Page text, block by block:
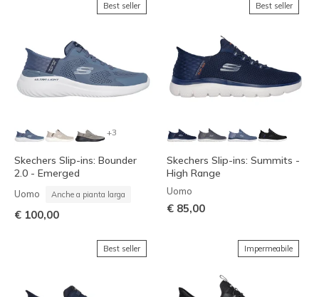
Best seller
+3
Skechers Slip-ins: Bounder
2.0 - Emerged
Uomo Anche a pianta larga
€ 100,00
Best seller
Skechers Slip-ins: Summits -
High Range
Uomo
€ 85,00
Best seller Impermeabile